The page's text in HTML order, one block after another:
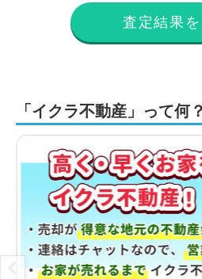
査定結果
「イクラ不動産」って何？